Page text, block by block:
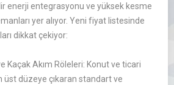
enerji entegrasyonu ve yüksek kesme
yer alıyor. Yeni fiyat listesinde
dikkat çekiyor:
Kaçak Akım Röleleri: Konut ve ticari
üst düzeye çıkaran standart ve